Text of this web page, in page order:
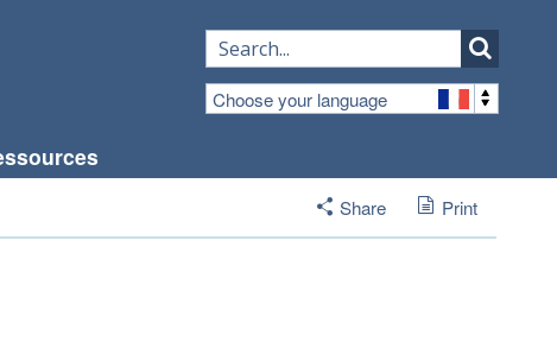
Choose your language
Share Print